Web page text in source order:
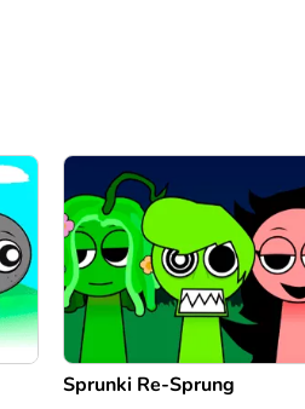
Sprunki Re-Sprung